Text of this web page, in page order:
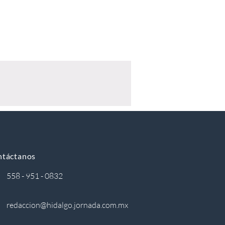
558 - 951 - 0832
redaccion@hidalgo.jornada.com.mx